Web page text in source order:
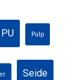
PU Pulp
Seide